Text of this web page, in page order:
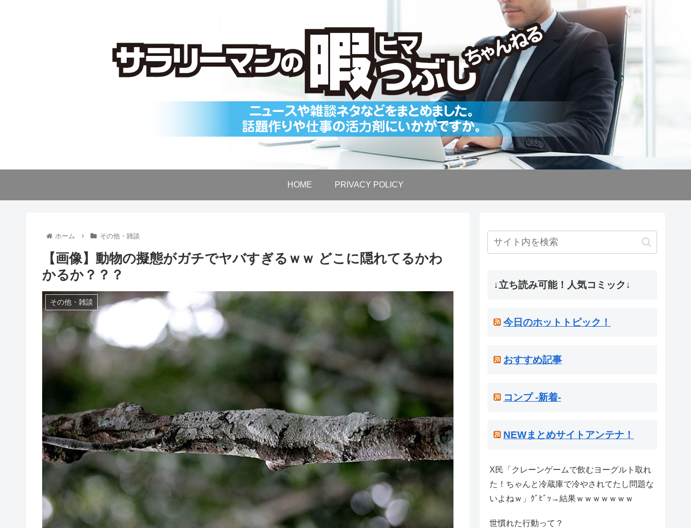
HOME PRIVACY POLICY
ホーム その他・雑談
【画像】動物の擬態がガチでヤバすぎるｗｗ どこに隠れてるかわ
かるか？？？
その他・雑談
↓立ち読み可能！人気コミック↓
今日のホットトピック！
おすすめ記事
コンプ -新着-
NEWまとめサイトアンテナ！
X民「クレーンゲームで飲むヨーグルト取れ
た！ちゃんと冷蔵庫で冷やされてたし問題な
いよねｗ」ｸﾞﾋﾞｯ→結果ｗｗｗｗｗｗｗ
世慣れた行動って？